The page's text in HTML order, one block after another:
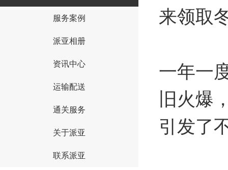
{I('company_id')}
服务案例
派亚相册
资讯中心
运输配送
通关服务
关于派亚
联系派亚
来领取
一年一
旧火爆
引发了